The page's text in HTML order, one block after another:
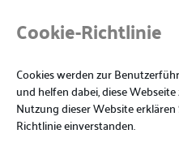
Cookie-Richtlinie
Cookies werden zur
und helfen dabei, diese
Nutzung dieser Website
Richtlinie einverstanden.
Cookies beim Schließen
Funktionalität dieser
Welche Cookies und
eingesetzt werden,